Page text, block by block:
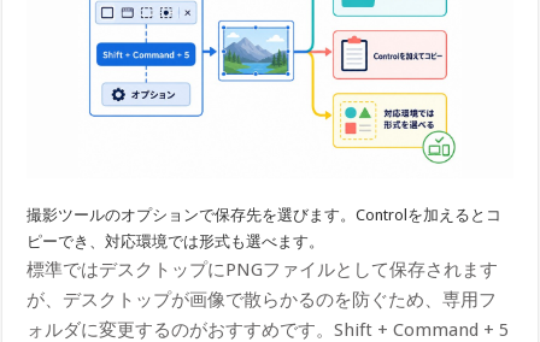
撮影ツールのオプションで保存先を選びます。Controlを加えるとコ
ピーでき、対応環境では形式も選べます。
標準ではデスクトップにPNGファイルとして保存されます
が、デスクトップが画像で散らかるのを防ぐため、専用フ
ォルダに変更するのがおすすめです。Shift + Command + 5